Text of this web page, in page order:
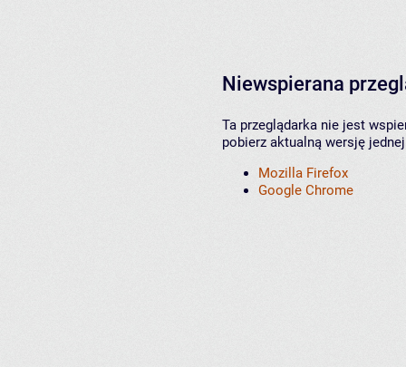
Niewspierana
Ta przeglądarka nie jest
pobierz aktualną wersję
Mozilla Firefox
Google Chrome